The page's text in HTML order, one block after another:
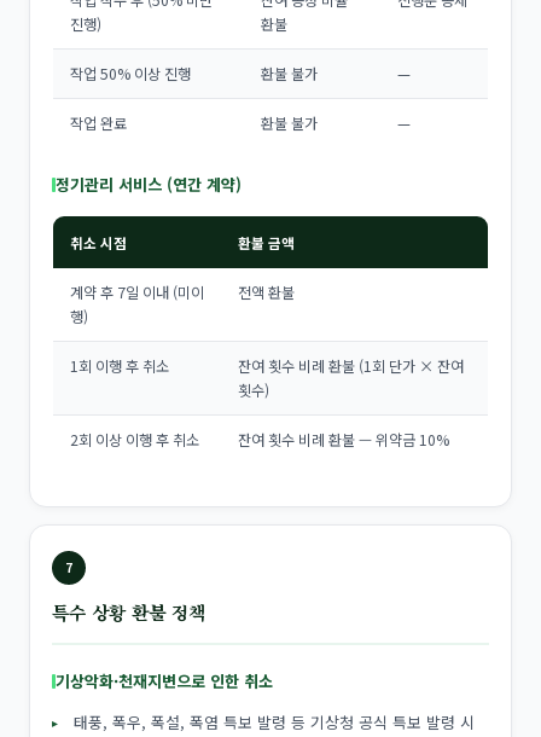
진행)
환불
작업 50% 이상 진행 환불 불가 —
작업 완료 환불 불가 —
정기관리 서비스 (연간 계약)
취소 시점 환불 금액
계약 후 7일 이내 (미이
행)
전액 환불
1회 이행 후 취소
잔여 횟수 비례 환불 (1회 단가 × 잔여
횟수)
2회 이상 이행 후 취소 잔여 횟수 비례 환불 — 위약금 10%
7
특수 상황 환불 정책
기상악화·천재지변으로 인한 취소
태풍, 폭우, 폭설, 폭염 특보 발령 등 기상청 공식 특보 발령 시